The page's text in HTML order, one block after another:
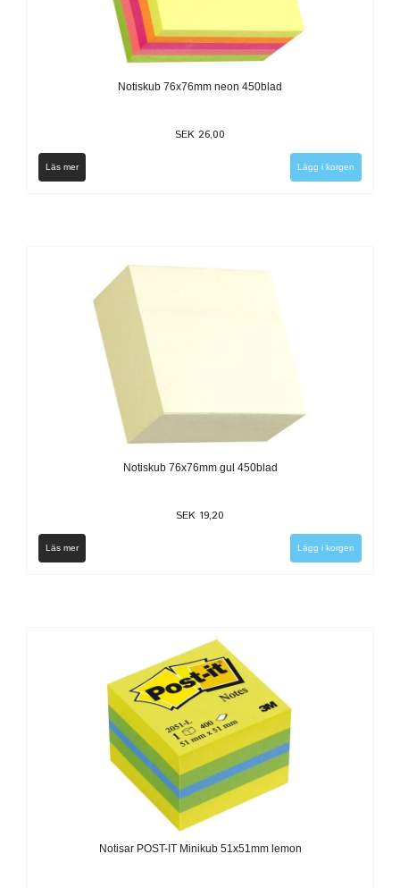
Notiskub 76x76mm neon 450blad
SEK 26,00
Läs mer
Notiskub 76x76mm gul 450blad
SEK 19,20
Läs mer
Notisar POST-IT Minikub 51x51mm lemon